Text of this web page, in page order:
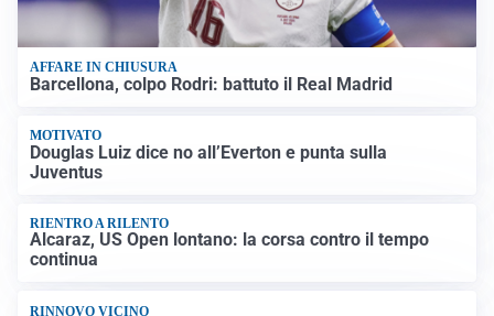
AFFARE IN CHIUSURA
Barcellona, colpo Rodri: battuto il Real Madrid
MOTIVATO
Douglas Luiz dice no all’Everton e punta sulla
Juventus
RIENTRO A RILENTO
Alcaraz, US Open lontano: la corsa contro il tempo
continua
RINNOVO VICINO